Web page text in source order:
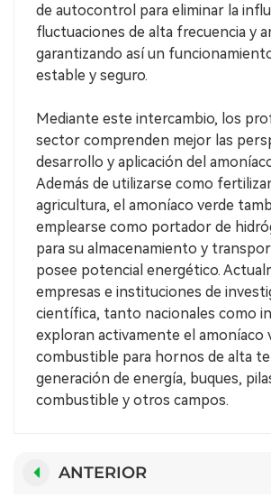
de autocontrol para eliminar la
fluctuaciones de alta frecuencia y
garantizando así un
estable y seguro.
Mediante este intercambio, los
sector comprenden mejor las
desarrollo y aplicación del
Además de utilizarse como
agricultura, el amoníaco verde
emplearse como portador de
para su almacenamiento y
posee potencial energético.
empresas e instituciones de
científica, tanto nacionales como
exploran activamente el amoníaco
combustible para hornos de alta
generación de energía, buques,
combustible y otros campos.
ANTERIOR